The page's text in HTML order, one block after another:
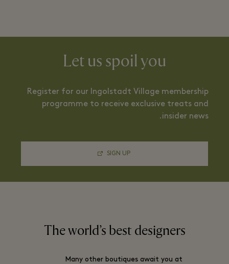
Let us spoil you
Register for our Ingolstadt Village membership
programme to receive exclusive treats and
insider news.
SIGN UP
The world’s best designers
Many other boutiques await you at